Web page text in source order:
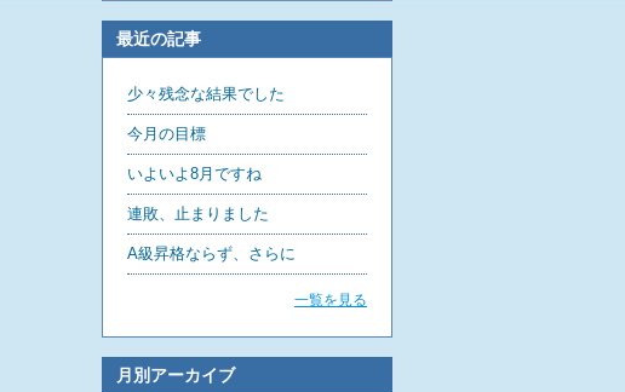
最近の記事
少々残念な結果でした
今月の目標
いよいよ8月ですね
連敗、止まりました
A級昇格ならず、さらに
一覧を見る
月別アーカイブ